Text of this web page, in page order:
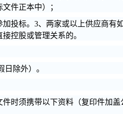
件正本中）；
投标。3、两家或以上供应商有
控股或管理关系的。
日除外）。
时须携带以下资料（复印件加盖